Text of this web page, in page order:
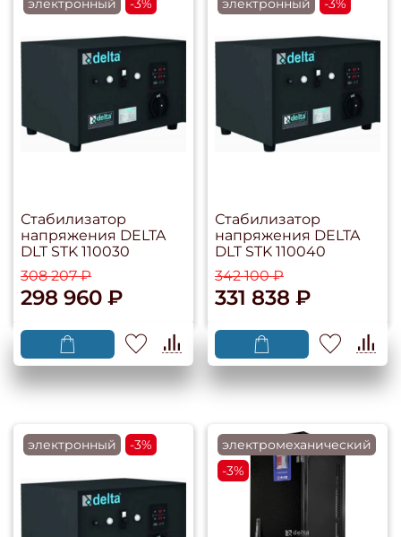
электронный -3%
Стабилизатор
напряжения DELTA
DLT STK 110030
308 207 ₽
298 960 ₽
электронный -3%
Стабилизатор
напряжения DELTA
DLT STK 110040
342 100 ₽
331 838 ₽
электронный -3%
электромеханический
-3%